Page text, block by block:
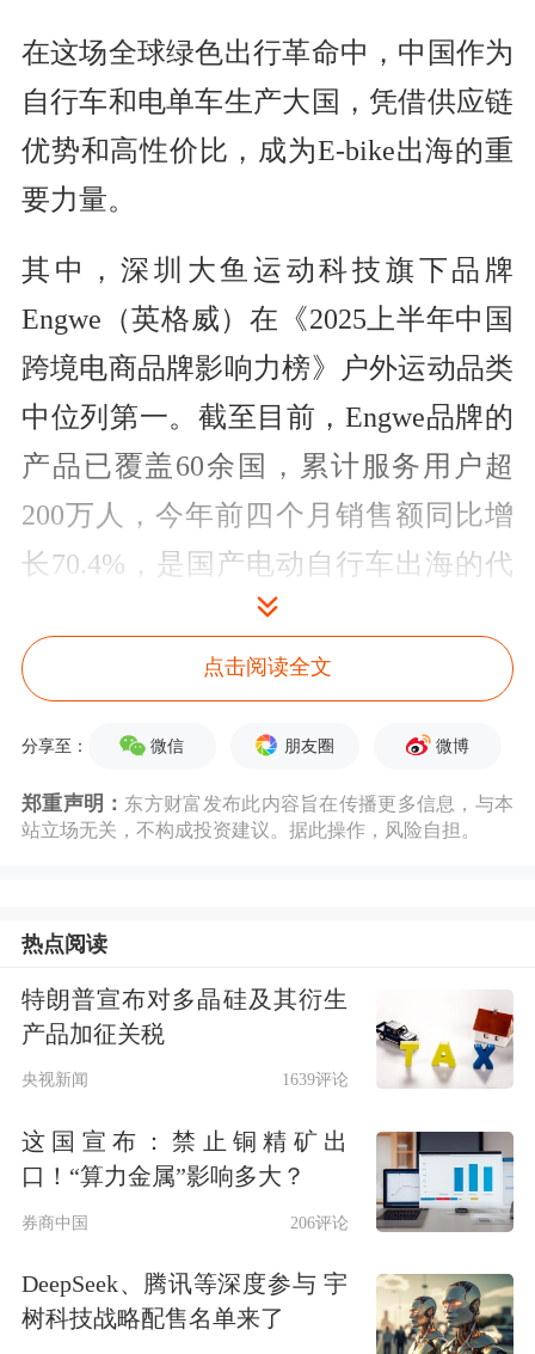
在这场全球绿色出行革命中，中国作为
自行车和电单车生产大国，凭借供应链
优势和高性价比，成为E-bike出海的重
要力量。
其中，深圳大鱼运动科技旗下品牌
Engwe（英格威）在《2025上半年中国
跨境电商品牌影响力榜》户外运动品类
中位列第一。截至目前，Engwe品牌的
产品已覆盖60余国，累计服务用户超
200万人，今年前四个月销售额同比增
长70.4%，是国产电动自行车出海的代
近期，21世纪经济报道对话英格威创始
人之一彭睿，拆解其从国内代工厂到全
考。
英格威公司展厅展示不同类型E-
bike（记者曹媛/摄）
点击阅读全文
分享至： 微信 朋友圈 微博
郑重声明： 东方财富发布此内容旨在传播更多信息，与本
站立场无关，不构成投资建议。据此操作，风险自担。
热点阅读
特朗普宣布对多晶硅及其衍生
产品加征关税
央视新闻 1639评论
这国宣布：禁止铜精矿出
口！“算力金属”影响多大？
券商中国 206评论
DeepSeek、腾讯等深度参与 宇
树科技战略配售名单来了